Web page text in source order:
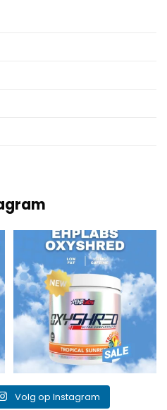
Laag in vet en 150mg cafeïne per
serving! ⚡...
0 2
Volg op Instagram